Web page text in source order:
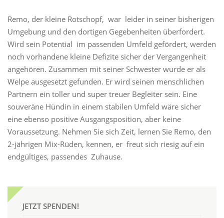
Remo, der kleine Rotschopf, war leider in seiner bisherigen
Umgebung und den dortigen Gegebenheiten überfordert.
Wird sein Potential im passenden Umfeld gefördert, werden
noch vorhandene kleine Defizite sicher der Vergangenheit
angehören. Zusammen mit seiner Schwester wurde er als
Welpe ausgesetzt gefunden. Er wird seinen menschlichen
Partnern ein toller und super treuer Begleiter sein. Eine
souveräne Hündin in einem stabilen Umfeld wäre sicher
eine ebenso positive Ausgangsposition, aber keine
Voraussetzung. Nehmen Sie sich Zeit, lernen Sie Remo, den
2-jährigen Mix-Rüden, kennen, er freut sich riesig auf ein
endgültiges, passendes Zuhause.
JETZT SPENDEN!